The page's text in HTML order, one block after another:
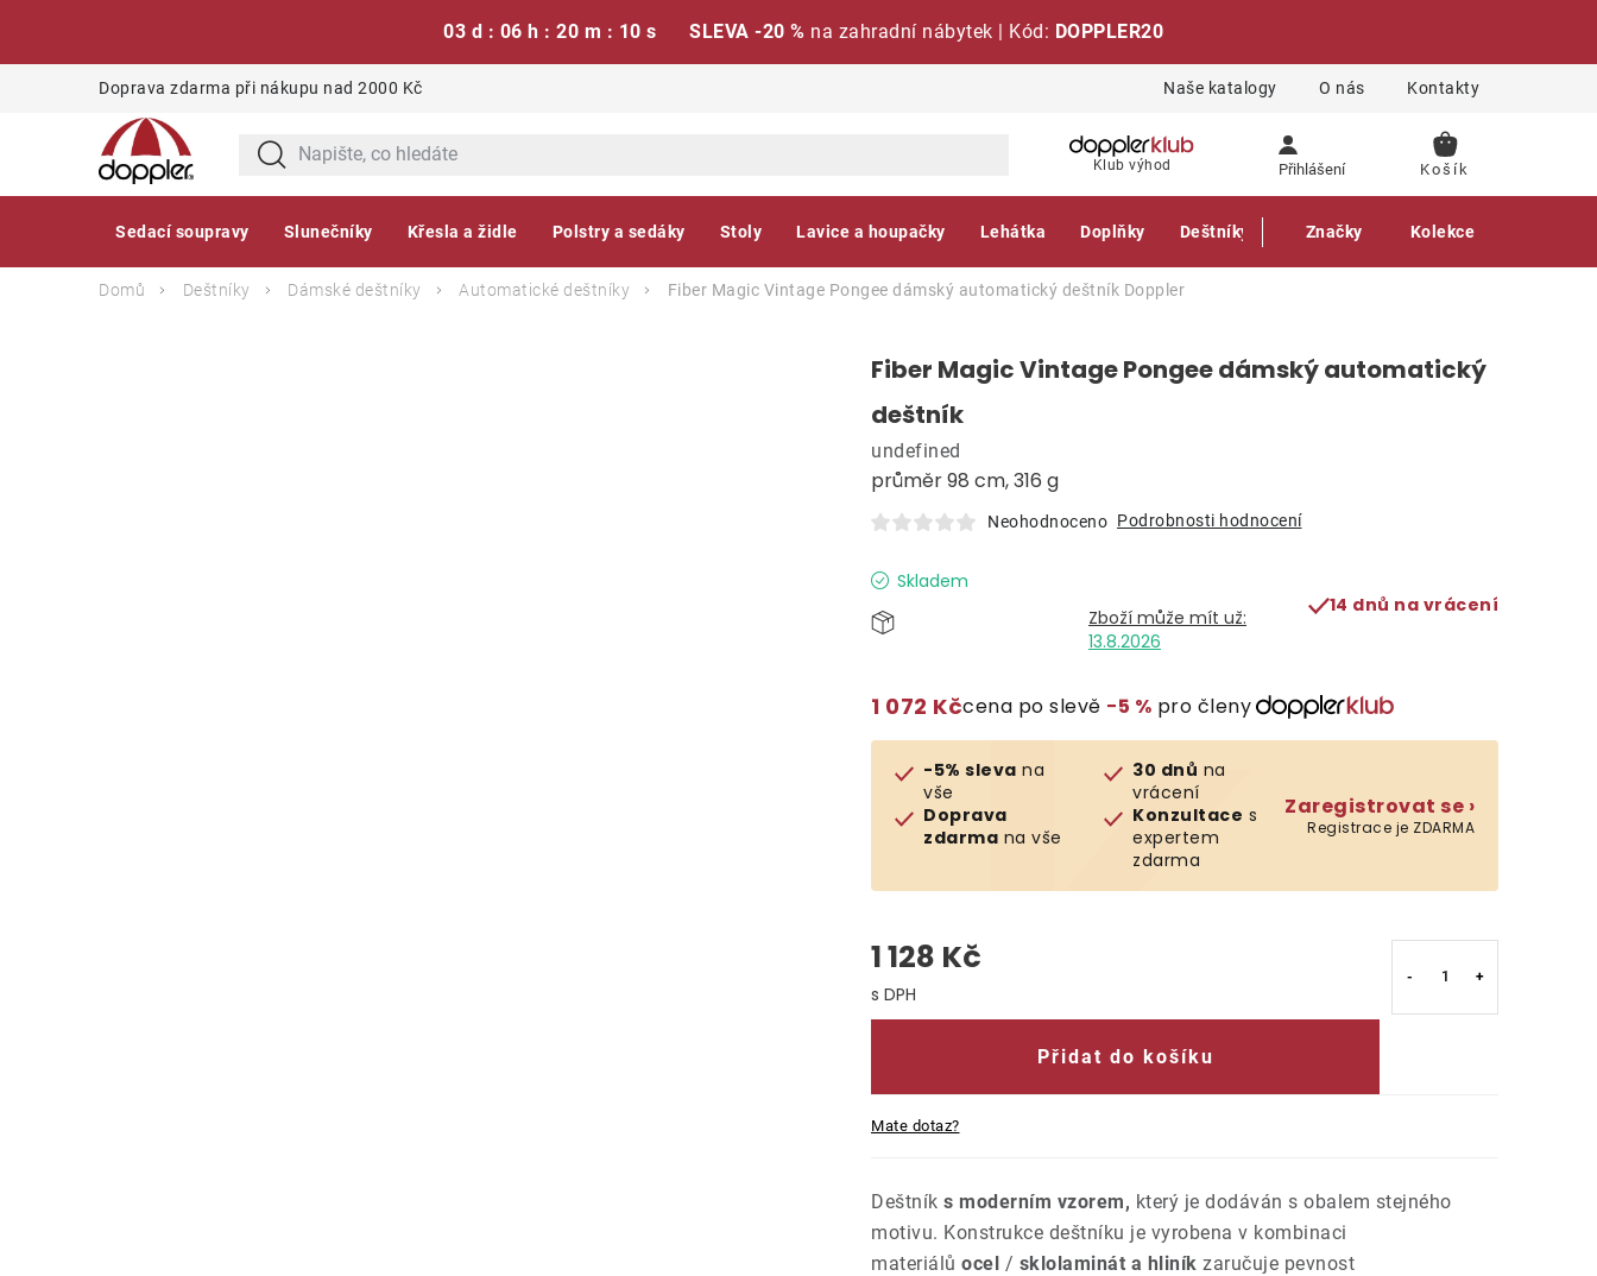
03 d : 06 h : 20 m : 09 s SLEVA -20 % na zahradní nábytek | Kód: DOPPLER20
Doprava zdarma při nákupu nad 2000 Kč Naše katalogy O nás Kontakty
Klub výhod Přihlášení
NÁKUPNÍ
Sedací soupravy Slunečníky Křesla a židle Polstry a sedáky Stoly Lavice a houpačky Lehátka Doplňky Deštníky Gastro produkty
Značky Kolekce
Domů Deštníky Dámské deštníky Automatické deštníky Fiber Magic Vintage Pongee dámský automatický deštník Doppler
Fiber Magic Vintage Pongee dámský automatický
deštník
průměr 98 cm, 316 g
undefined
Neohodnoceno Podrobnosti hodnocení
Skladem
13.8.2026
14 dnů na vrácení
1 072 Kčcena po slevě −5 % pro členy
-5% sleva na
vše
Doprava
zdarma na vše
30 dnů na
vrácení
Konzultace s
expertem
zdarma
Zaregistrovat se ›
Registrace je ZDARMA
1 128 Kč
Měrná cena:
Přidat do košíku
Mate dotaz?
Deštník s moderním vzorem, který je dodáván s obalem stejného
motivu. Konstrukce deštníku je vyrobena v kombinaci
materiálů ocel / sklolaminát a hliník zaručuje pevnost